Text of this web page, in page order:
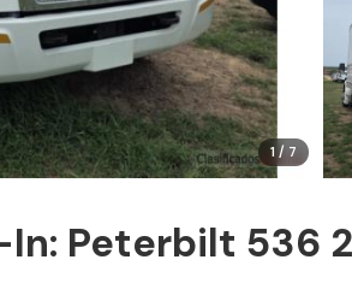
1 / 7
Peterbilt 536